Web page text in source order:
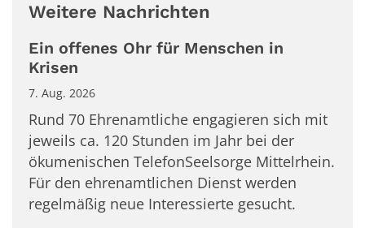
Weitere Nachrichten
Ein offenes Ohr für Menschen in
Krisen
7. Aug. 2026
Rund 70 Ehrenamtliche engagieren sich mit
jeweils ca. 120 Stunden im Jahr bei der
ökumenischen TelefonSeelsorge Mittelrhein.
Für den ehrenamtlichen Dienst werden
regelmäßig neue Interessierte gesucht.